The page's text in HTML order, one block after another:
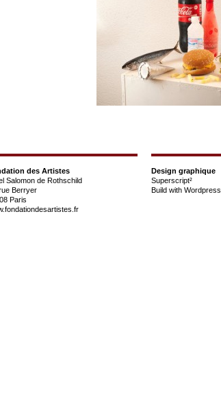
des Artistes
Salomon de Rothschild
Berryer
Paris
Design graphique
Superscript²
Build with Wordpress